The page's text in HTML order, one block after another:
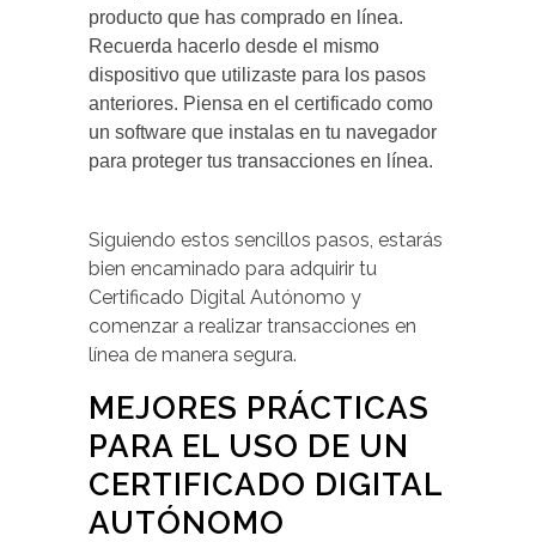
producto que has comprado en línea.
Recuerda hacerlo desde el mismo
dispositivo que utilizaste para los pasos
anteriores. Piensa en el certificado como
un software que instalas en tu navegador
para proteger tus transacciones en línea.
Siguiendo estos sencillos pasos, estarás
bien encaminado para adquirir tu
Certificado Digital Autónomo y
comenzar a realizar transacciones en
línea de manera segura.
MEJORES PRÁCTICAS
PARA EL USO DE UN
CERTIFICADO DIGITAL
AUTÓNOMO